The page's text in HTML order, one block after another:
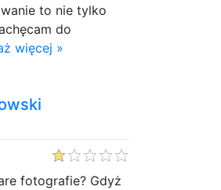
to nie tylko
do
więcej »
fotografie? Gdyż